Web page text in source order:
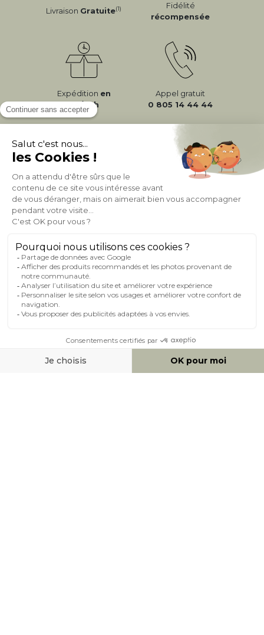
Livraison Gratuite(1)
Fidélité
récompensée
Expédition en
24/72h
Appel gratuit
0 805 14 44 44
À PROPOS DE MILIBOO
AIDE & CONTACT